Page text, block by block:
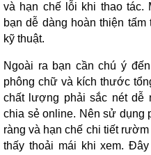
và hạn chế lỗi khi thao tác.
bạn dễ dàng hoàn thiện
kỹ thuật.
Ngoài ra bạn cần chú ý
phông chữ và kích thước
chất lượng phải sắc nét dễ
chia sẻ online. Nên sử dụng
ràng và hạn chế chi tiết
thấy thoải mái khi xem.